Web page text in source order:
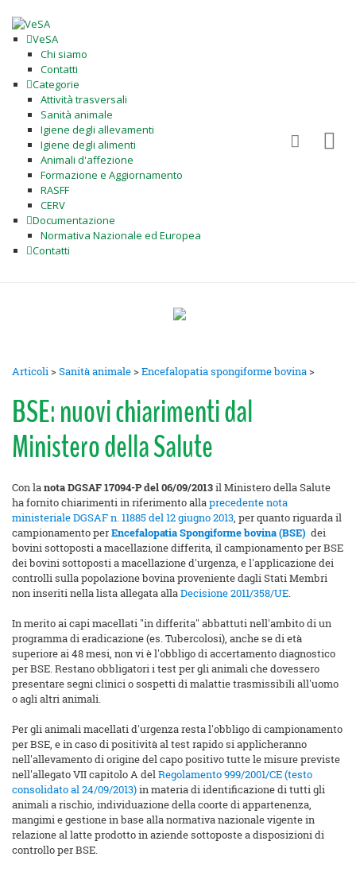
VeSA
Chi siamo
Contatti
Categorie
Attività trasversali
Sanità animale
Igiene degli allevamenti
Igiene degli alimenti
Animali d'affezione
Formazione e Aggiornamento
RASFF
CERV
Documentazione
Normativa Nazionale ed Europea
Contatti
Articoli>Sanità animale>Encefalopatia spongiforme bovina>
BSE: nuovi chiarimenti dal
Ministero della Salute
Con lanota DGSAF 17094-P del 06/09/2013il Ministero della Salute
ha fornito chiarimenti in riferimento allaprecedente nota
ministeriale DGSAF n. 11885 del 12 giugno 2013, per quanto riguarda il
campionamento perEncefalopatia Spongiforme bovina (BSE) dei
bovini sottoposti a macellazione differita, il campionamento per BSE
dei bovini sottoposti a macellazione d'urgenza, e l'applicazione dei
controlli sulla popolazione bovina proveniente dagli Stati Membri
non inseriti nella lista allegata allaDecisione 2011/358/UE.
In merito ai capi macellati "in differita" abbattuti nell'ambito di un
programma di eradicazione (es. Tubercolosi), anche se di età
superiore ai 48 mesi, non vi è l'obbligo di accertamento diagnostico
per BSE. Restano obbligatori i test per gli animali che dovessero
presentare segni clinici o sospetti di malattie trasmissibili all'uomo
o agli altri animali.
Per gli animali macellati d'urgenza resta l'obbligo di campionamento
per BSE, e in caso di positività al test rapido si applicheranno
nell'allevamento di origine del capo positivo tutte le misure previste
nell'allegato VII capitolo A delRegolamento 999/2001/CE (testo
consolidato al 24/09/2013)in materia di identificazione di tutti gli
animali a rischio, individuazione della coorte di appartenenza,
mangimi e gestione in base alla normativa nazionale vigente in
relazione al latte prodotto in aziende sottoposte a disposizioni di
controllo per BSE.